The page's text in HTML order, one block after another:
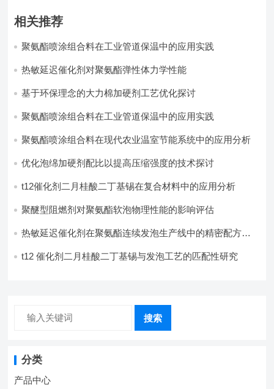
相关推荐
聚氨酯喷涂组合料在工业管道保温中的应用实践
热敏延迟催化剂对聚氨酯弹性体力学性能
基于环保理念的大力棉加硬剂工艺优化探讨
聚氨酯喷涂组合料在工业管道保温中的应用实践
聚氨酯喷涂组合料在现代农业温室节能系统中的应用分析​
优化泡绵加硬剂配比以提高压缩强度的技术探讨
t12催化剂二月桂酸二丁基锡在复合材料中的应用分析
聚醚型阻燃剂对聚氨酯软泡物理性能的影响评估​
热敏延迟催化剂在聚氨酯连续发泡生产线中的精密配方设
t12 催化剂二月桂酸二丁基锡与发泡工艺的匹配性研究
搜索
分类
产品中心